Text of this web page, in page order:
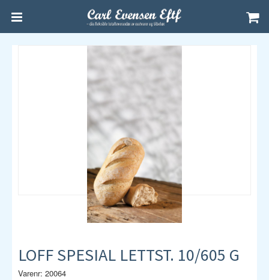
LOFF SPESIAL LETTST. 10/605 G
Varenr: 20064